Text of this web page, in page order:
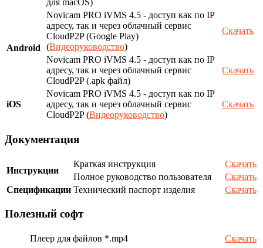
для macOS)
Android
Novicam PRO iVMS 4.5 - доступ как по IP
адресу, так и через облачный сервис
CloudP2P (Google Play)
(Видеоруководство)
Скачать
Novicam PRO iVMS 4.5 - доступ как по IP
адресу, так и через облачный сервис
CloudP2P (.apk файл)
Скачать
iOS
Novicam PRO iVMS 4.5 - доступ как по IP
адресу, так и через облачный сервис
CloudP2P (Видеоруководство)
Скачать
Документация
Инструкции
Краткая инструкция
Скачать
Полное руководство пользователя
Скачать
Спецификации Технический паспорт изделия Скачать
Полезный софт
Плеер для файлов *.mp4
Скачать